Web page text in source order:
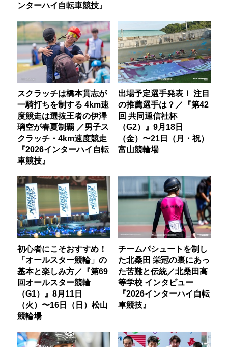
ンターハイ自転車競技』
スクラッチは橋本貫志が
一騎打ちを制する 4km速
度競走は選抜王者の伊澤
璃空が春夏制覇 ／男子ス
クラッチ・4km速度競走
『2026インターハイ自転
車競技』
出場予定選手発表！ 注目
の推薦選手は？／『第42
回 共同通信社杯
（G2）』9月18日
（金）〜21日（月・祝）
富山競輪場
初心者にこそおすすめ！
「オールスター競輪」の
基本と楽しみ方／『第69
回オールスター競輪
（G1）』8月11日
（火）〜16日（日）松山
競輪場
チームパシュートを制し
た北桑田 栄冠の裏にあっ
た苦難と伝統／北桑田高
等学校 インタビュー
『2026インターハイ自転
車競技』